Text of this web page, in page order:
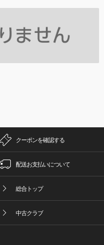
クーポンを確認する
配送お支払いについて
総合トップ
中古クラブ